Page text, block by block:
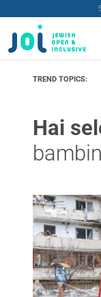
TREND TOPICS:
Hai